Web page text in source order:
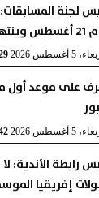
لجنة
فى مايو
5 أغسطس 2026
على موعد أول
5 أغسطس 2026
رابطة الأندية:
إفريقيا